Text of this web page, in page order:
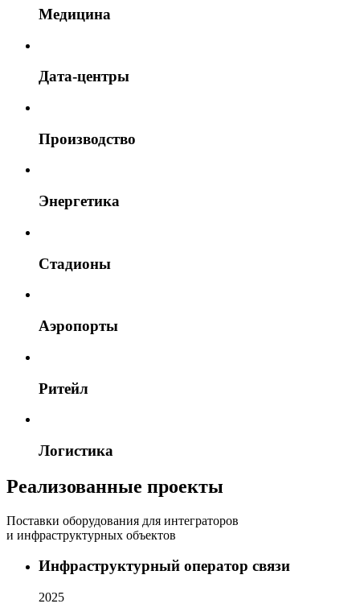
Медицина
Дата-центры
Производство
Энергетика
Стадионы
Аэропорты
Ритейл
Логистика
Реализованные проекты
Поставки оборудования для интеграторов
и инфраструктурных объектов
Инфраструктурный оператор связи
2025